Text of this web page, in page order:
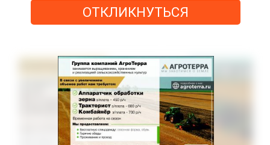
ОТКЛИКНУТЬСЯ